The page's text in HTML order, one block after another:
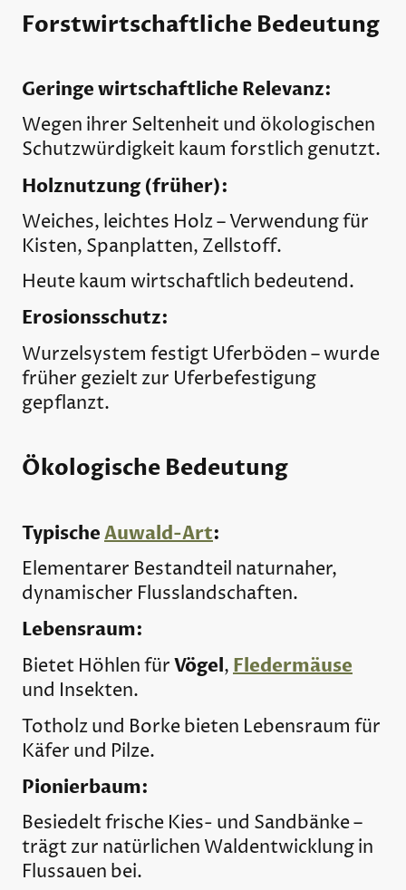
Forstwirtschaftliche Bedeutung
Geringe wirtschaftliche Relevanz:
Wegen ihrer Seltenheit und ökologischen
Schutzwürdigkeit kaum forstlich genutzt.
Holznutzung (früher):
Weiches, leichtes Holz – Verwendung für
Kisten, Spanplatten, Zellstoff.
Heute kaum wirtschaftlich bedeutend.
Erosionsschutz:
Wurzelsystem festigt Uferböden – wurde
früher gezielt zur Uferbefestigung
gepflanzt.
Ökologische Bedeutung
TypischeAuwald-Art:
Elementarer Bestandteil naturnaher,
dynamischer Flusslandschaften.
Lebensraum:
Bietet Höhlen fürVögel,Fledermäuse
und Insekten.
Totholz und Borke bieten Lebensraum für
Käfer und Pilze.
Pionierbaum:
Besiedelt frische Kies- und Sandbänke –
trägt zur natürlichen Waldentwicklung in
Flussauen bei.